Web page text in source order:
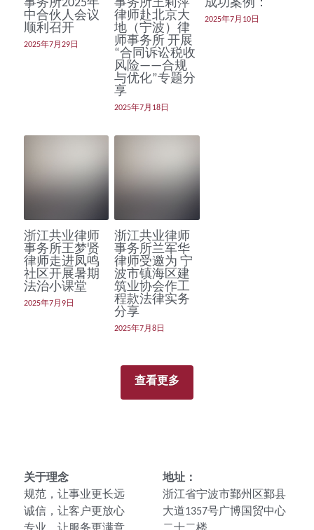
事务所2025年
中合伙人会议
顺利召开
2025年7月29日
事务所王莉萍
律师赴北京大
地（宁波）律
师事务所 开展
“合同诉讼税收
风险——合规
与优化”专题分
享
2025年7月18日
成功案例：
2025年7月10日
浙江共业律师
事务所王梦贤
律师走进凤鸣
社区开展暑期
法治小课堂
2025年7月9日
浙江共业律师
事务所兰军华
律师受邀为 宁
波市镇海区建
筑业协会作工
程款法律实务
分享
2025年7月8日
查看更多
关于理念
规范，让事业更长远
诚信，让客户更放心
地址：
浙江省宁波市鄞州区鄞县
大道1357号广博国贸中心